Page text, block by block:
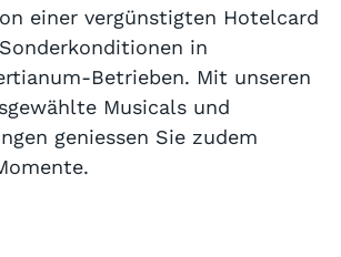
einer vergünstigten Hotelcard
in
Betrieben. Mit unseren
Musicals und
geniessen Sie zudem